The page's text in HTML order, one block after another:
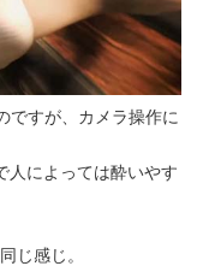
ですが、カメラ操作に
人によっては酔いやす
じ感じ。